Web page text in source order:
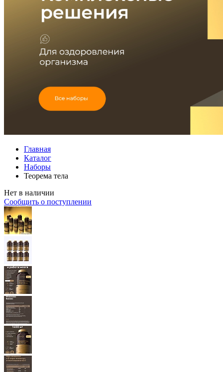
Главная
Каталог
Наборы
Теорема тела
Нет в наличии
Сообщить о поступлении